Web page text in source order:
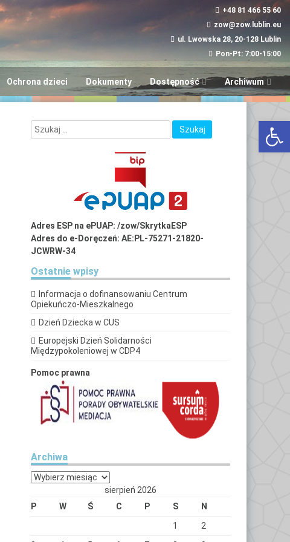
+48 81 466 55 60
zow@zow.lublin.eu
ul. Lwowska 28, 20-128 Lublin
Pon-Pt: 7:00-15:00
Ochrona dzieci Dokumenty Dostępność
dostępności
Archiwum
LUBinclusiON
Adres ESP na ePUAP: /zow/SkrytkaESP
Adres do e-Doręczeń: AE:PL-75271-21820-
JCWRW-34
Ostatnie wpisy
Informacja o dofinansowaniu Centrum
Opiekuńczo-Mieszkalnego
Dzień Dziecka w CUS
Europejski Dzień Solidarności
Międzypokoleniowej w CDP4
Pomoc prawna
Archiwa
Archiwa
sierpień 2026
P
W Ś C P S
N
1
2